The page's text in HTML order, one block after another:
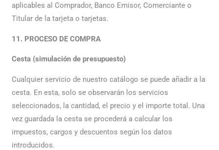
aplicables al Comprador, Banco Emisor, Comerciante o
Titular de la tarjeta o tarjetas.
11. PROCESO DE COMPRA
Cesta (simulación de presupuesto)
Cualquier servicio de nuestro catálogo se puede añadir a la
cesta. En esta, solo se observarán los servicios
seleccionados, la cantidad, el precio y el importe total. Una
vez guardada la cesta se procederá a calcular los
impuestos, cargos y descuentos según los datos
introducidos.